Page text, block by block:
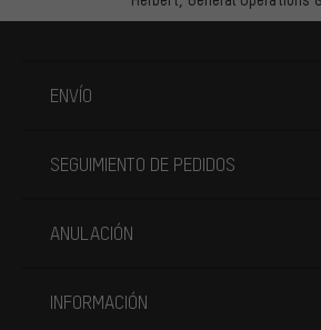
ENVÍO
SEGUIMIENTO DE PEDIDOS
ANULACIÓN
INFORMACIÓN